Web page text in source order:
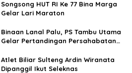
Songsong HUT RI Ke 77 Bina Marga
Gelar Lari Maraton
Binaan Lanal Palu, PS Tambu Utama
Gelar Pertandingan Persahabatan
Atlet Biliar Sulteng Ardin Wiranata
Dipanggil Ikut Seleknas